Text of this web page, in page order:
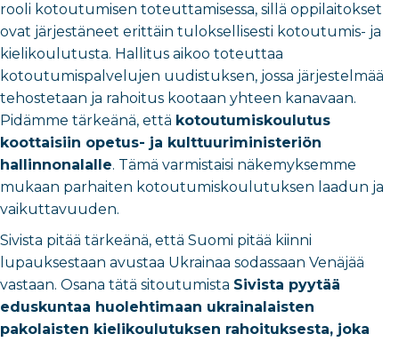
rooli kotoutumisen toteuttamisessa, sillä oppilaitokset
ovat järjestäneet erittäin tuloksellisesti kotoutumis- ja
kielikoulutusta. Hallitus aikoo toteuttaa
kotoutumispalvelujen uudistuksen, jossa järjestelmää
tehostetaan ja rahoitus kootaan yhteen kanavaan.
Pidämme tärkeänä, että kotoutumiskoulutus
koottaisiin opetus- ja kulttuuriministeriön
hallinnonalalle. Tämä varmistaisi näkemyksemme
mukaan parhaiten kotoutumiskoulutuksen laadun ja
vaikuttavuuden.
Sivista pitää tärkeänä, että Suomi pitää kiinni
lupauksestaan avustaa Ukrainaa sodassaan Venäjää
vastaan. Osana tätä sitoutumista Sivista pyytää
eduskuntaa huolehtimaan ukrainalaisten
pakolaisten kielikoulutuksen rahoituksesta, joka